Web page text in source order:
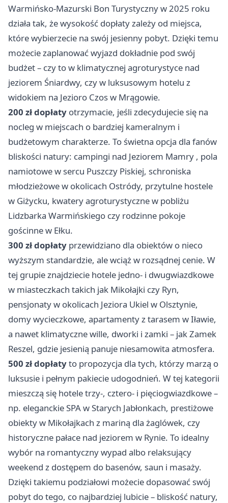
Warmińsko-Mazurski Bon Turystyczny w 2025 roku
działa tak, że wysokość dopłaty zależy od miejsca,
które wybierzecie na swój jesienny pobyt. Dzięki temu
możecie zaplanować wyjazd dokładnie pod swój
budżet – czy to w klimatycznej agroturystyce nad
jeziorem Śniardwy, czy w luksusowym hotelu z
widokiem na Jezioro Czos w Mrągowie.
200 zł dopłaty otrzymacie, jeśli zdecydujecie się na
nocleg w miejscach o bardziej kameralnym i
budżetowym charakterze. To świetna opcja dla fanów
bliskości natury: campingi nad Jeziorem Mamry , pola
namiotowe w sercu Puszczy Piskiej, schroniska
młodzieżowe w okolicach Ostródy, przytulne hostele
w Giżycku, kwatery agroturystyczne w pobliżu
Lidzbarka Warmińskiego czy rodzinne pokoje
gościnne w Ełku.
300 zł dopłaty przewidziano dla obiektów o nieco
wyższym standardzie, ale wciąż w rozsądnej cenie. W
tej grupie znajdziecie hotele jedno- i dwugwiazdkowe
w miasteczkach takich jak Mikołajki czy Ryn,
pensjonaty w okolicach Jeziora Ukiel w Olsztynie,
domy wycieczkowe, apartamenty z tarasem w Iławie,
a nawet klimatyczne wille, dworki i zamki – jak Zamek
Reszel, gdzie jesienią panuje niesamowita atmosfera.
500 zł dopłatyto propozycja dla tych, którzy marzą o
luksusie i pełnym pakiecie udogodnień. W tej kategorii
mieszczą się hotele trzy-, cztero- i pięciogwiazdkowe –
np. eleganckie SPA w Starych Jabłonkach, prestiżowe
obiekty w Mikołajkach z mariną dla żaglówek, czy
historyczne pałace nad jeziorem w Rynie. To idealny
wybór na romantyczny wypad albo relaksujący
weekend z dostępem do basenów, saun i masaży.
Dzięki takiemu podziałowi możecie dopasować swój
pobyt do tego, co najbardziej lubicie – bliskość natury,